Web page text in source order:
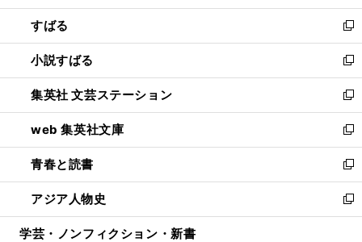
開
く
ウ
で
開
く
ン
ド
ウ
で
開
く
すばる
新
し
い
ウ
ィ
ン
ド
ウ
で
開
く
小説すばる
新
し
い
ウ
ィ
ン
ド
ウ
で
開
集英社 文芸ステーション
新
し
い
ウ
ィ
ン
ド
ウ
web 集英社文庫
新
し
い
ウ
ィ
ン
青春と読書
新
し
い
ウ
アジア人物史
新
し
学芸・ノンフィクション・新書